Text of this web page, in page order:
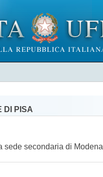
DI PISA
sede secondaria di Modena